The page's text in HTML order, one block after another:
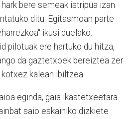
bere semeak istripua izan
ditu. Egitasmoan parte
ikusi duelako.
pilotuak ere hartuko du hitza,
da gaztetxoek bereiztea zer
kalean ibiltzea.
eginda, gaia ikastetxeetara
saio eskainiko dizkiete